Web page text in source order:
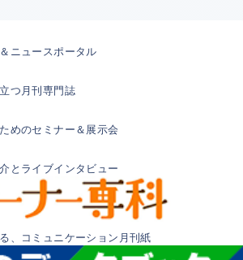
ニュースポータル
つ月刊専門誌
めのセミナー＆展示会
とライブインタビュー
、コミュニケーション月刊紙